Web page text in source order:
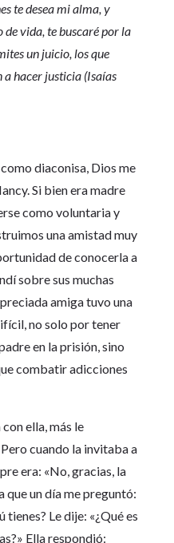
te desea mi alma, y
vida, te buscaré por la
un juicio, los que
a hacer justicia (Isaías
diaconisa, Dios me
Si bien era madre
como voluntaria y
una amistad muy
de conocerla a
sobre sus muchas
amiga tuvo una
no solo por tener
en la prisión, sino
combatir adicciones
ella, más le
cuando la invitaba a
era: «No, gracias, la
que un día me preguntó:
Le dije: «¿Qué es
Ella respondió: